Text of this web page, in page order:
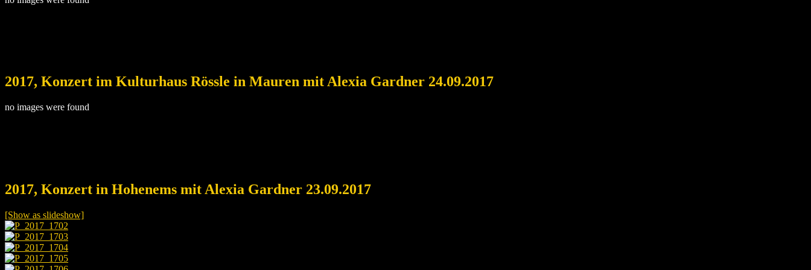
2017, Konzert im Kulturhaus Rössle in Mauren mit Alexia Gardner 24.09.2017
no images were found
2017, Konzert in Hohenems mit Alexia Gardner 23.09.2017
[Show as slideshow]